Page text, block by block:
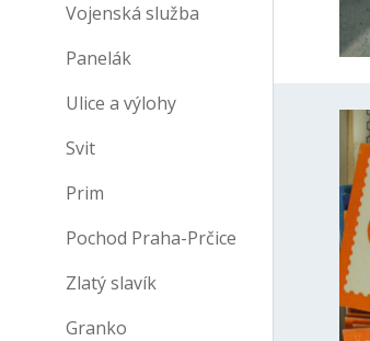
Vojenská služba
Panelák
Ulice a výlohy
Svit
Prim
Pochod Praha-Prčice
Zlatý slavík
Granko